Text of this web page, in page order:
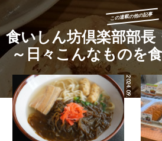
この連載の他の記事
食いしん坊倶楽部部長
～日々こんなものを
2024.09.03